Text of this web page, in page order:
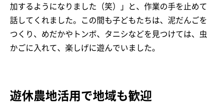
加するようになりました（笑）」と、作業の手を止めて
話してくれました。この間も子どもたちは、泥だんごを
つくり、めだかやトンボ、タニシなどを見つけては、虫
かごに入れて、楽しげに遊んでいました。
遊休農地活用で地域も歓迎